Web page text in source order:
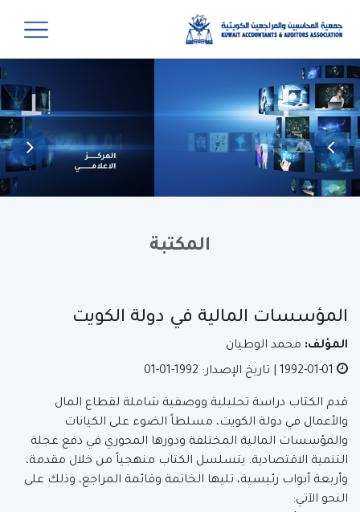
المكتبة
المؤسسات المالية في دولة الكويت
المؤلف: محمد الوطيان
1992-01-01
| تاريخ الإصدار: 1992-01-01
قدم الكتاب دراسة تحليلية ووصفية شاملة لقطاع المال
والأعمال في دولة الكويت، مسلطاً الضوء على الكيانات
والمؤسسات المالية المختلفة ودورها المحوري في دفع عجلة
التنمية الاقتصادية. يتسلسل الكتاب منهجياً من خلال مقدمة،
وأربعة أبواب رئيسية، تليها الخاتمة وقائمة المراجع، وذلك على
النحو الآتي: